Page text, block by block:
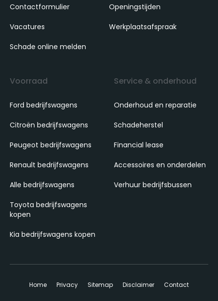
Contactformulier Openingstijden
Vacatures Werkplaatsafspraak
Schade online melden
Voorraad
Ford bedrijfswagens
Citroën bedrijfswagens
Peugeot bedrijfswagens
Renault bedrijfswagens
Alle bedrijfswagens
Toyota bedrijfswagens
kopen
Kia bedrijfswagens kopen
Service & onderhoud
Onderhoud en reparatie
Schadeherstel
Financial lease
Accessoires en onderdelen
Verhuur bedrijfsbussen
Home Privacy Sitemap Disclaimer Contact